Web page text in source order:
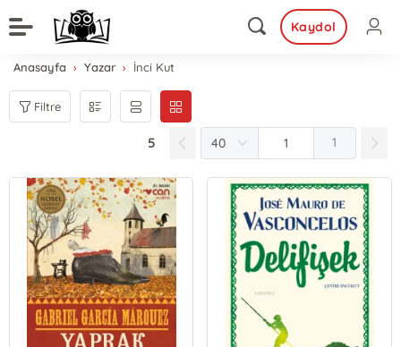
Kaydol
Anasayfa Yazar İnci Kut
Filtre
5 1